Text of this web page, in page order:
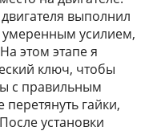
выполнил
умеренным усилием,
этом этапе я
ключ, чтобы
с правильным
гайки,
установки